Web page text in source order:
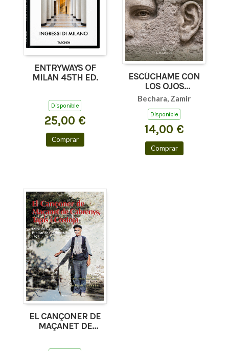
ENTRYWAYS OF
MILAN 45TH ED.
Disponible
25,00 €
Comprar
ESCÚCHAME CON
LOS OJOS
(AFORISMOS Y
TEXTOS BREVES)
Bechara, Zamir
Disponible
14,00 €
Comprar
EL CANÇONER DE
MAÇANET DE